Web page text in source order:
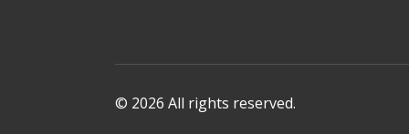
© 2026 All rights reserved.